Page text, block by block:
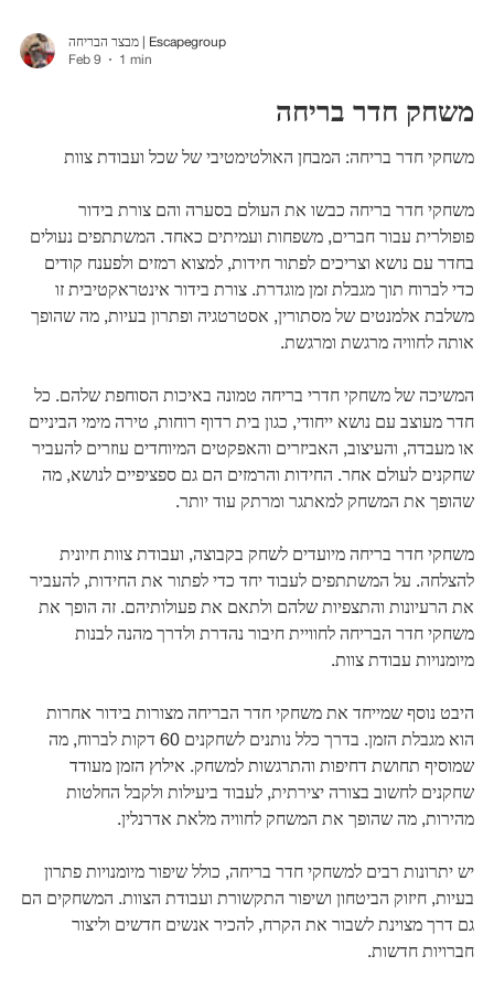
מבצר הבריחה | Escapegroup
Feb 9
1 min
משחק חדר בריחה
משחקי חדר בריחה: המבחן האולטימטיבי של שכל ועבודת צוות
משחקי חדר בריחה כבשו את העולם בסערה והם צורת בידור
פופולרית עבור חברים, משפחות ועמיתים כאחד. המשתתפים נעולים
בחדר עם נושא וצריכים לפתור חידות, למצוא רמזים ולפענח קודים
כדי לברוח תוך מגבלת זמן מוגדרת. צורת בידור אינטראקטיבית זו
משלבת אלמנטים של מסתורין, אסטרטגיה ופתרון בעיות, מה שהופך
אותה לחוויה מרגשת ומרגשת.
המשיכה של משחקי חדרי בריחה טמונה באיכות הסוחפת שלהם. כל
חדר מעוצב עם נושא ייחודי, כגון בית רדוף רוחות, טירה מימי הביניים
או מעבדה, והעיצוב, האביזרים והאפקטים המיוחדים עוזרים להעביר
שחקנים לעולם אחר. החידות והרמזים הם גם ספציפיים לנושא, מה
שהופך את המשחק למאתגר ומרתק עוד יותר.
משחקי חדר בריחה מיועדים לשחק בקבוצה, ועבודת צוות חיונית
להצלחה. על המשתתפים לעבוד יחד כדי לפתור את החידות, להעביר
את הרעיונות והתצפיות שלהם ולתאם את פעולותיהם. זה הופך את
משחקי חדר הבריחה לחוויית חיבור נהדרת ולדרך מהנה לבנות
מיומנויות עבודת צוות.
היבט נוסף שמייחד את משחקי חדר הבריחה מצורות בידור אחרות
הוא מגבלת הזמן. בדרך כלל נותנים לשחקנים 60 דקות לברוח, מה
שמוסיף תחושת דחיפות והתרגשות למשחק. אילוץ הזמן מעודד
שחקנים לחשוב בצורה יצירתית, לעבוד ביעילות ולקבל החלטות
מהירות, מה שהופך את המשחק לחוויה מלאת אדרנלין.
יש יתרונות רבים למשחקי חדר בריחה, כולל שיפור מיומנויות פתרון
בעיות, חיזוק הביטחון ושיפור התקשורת ועבודת הצוות. המשחקים הם
גם דרך מצוינת לשבור את הקרח, להכיר אנשים חדשים וליצור
חברויות חדשות.